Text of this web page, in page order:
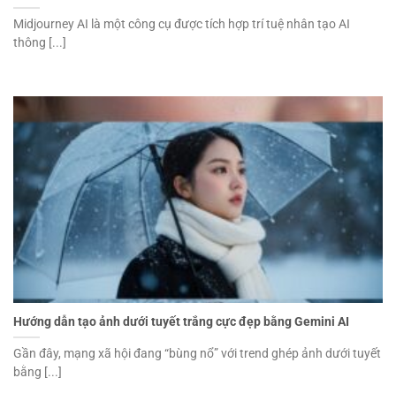
Midjourney AI là một công cụ được tích hợp trí tuệ nhân tạo AI
thông [...]
Hướng dẫn tạo ảnh dưới tuyết trắng cực đẹp bằng Gemini AI
Gần đây, mạng xã hội đang “bùng nổ” với trend ghép ảnh dưới tuyết
bằng [...]